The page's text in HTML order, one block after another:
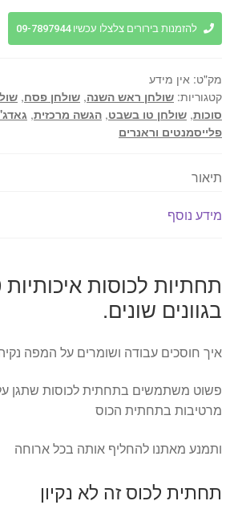
לכוסות
איכותיות
10
ס"מ
בגוונים
שונים.
להזמנות בירורים צלצלו עכשיו 09-7897944
מק"ט: אין מידע
קטגוריות: שולחן ראש השנה, שולחן פסח,
סוכות, שולחן טו בשבט, הגשה מרכזית,
פלייסמנטים וראנרים
תיאור
מידע נוסף
בגוונים שונים.
איך חוסכים עבודה ושומרים על המפה
פשוט משתמשים בתחתית לכוסות שתגן
מרטיבות בתחתית הכוס
ותמנע מאתנו להחליף אותה בכל ארוחה
תחתית לכוס זה לא נקיון